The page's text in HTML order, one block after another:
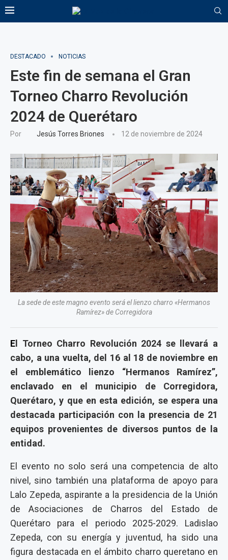
DESTACADO NOTICIAS
Este fin de semana el Gran
Torneo Charro Revolución
2024 de Querétaro
Por Jesús Torres Briones 12 de noviembre de 2024
La sede de este magno evento será el lienzo charro «Hermanos
Ramírez» de Corregidora
E l Torneo Charro Revolución 2024 se llevará a
cabo, a una vuelta, del 16 al 18 de noviembre en
el emblemático lienzo “Hermanos Ramírez”,
enclavado en el municipio de Corregidora,
Querétaro, y que en esta edición, se espera una
destacada participación con la presencia de 21
equipos provenientes de diversos puntos de la
entidad.
El evento no solo será una competencia de alto
nivel, sino también una plataforma de apoyo para
Lalo Zepeda, aspirante a la presidencia de la Unión
de Asociaciones de Charros del Estado de
Querétaro para el periodo 2025-2029. Ladislao
Zepeda, con su energía y juventud, ha sido una
figura destacada en el ámbito charro queretano en